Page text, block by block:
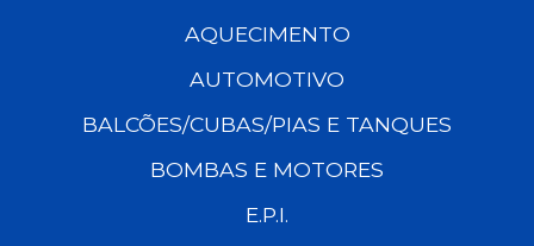
AQUECIMENTO
AUTOMOTIVO
BALCÕES/CUBAS/PIAS E TANQUES
BOMBAS E MOTORES
E.P.I.